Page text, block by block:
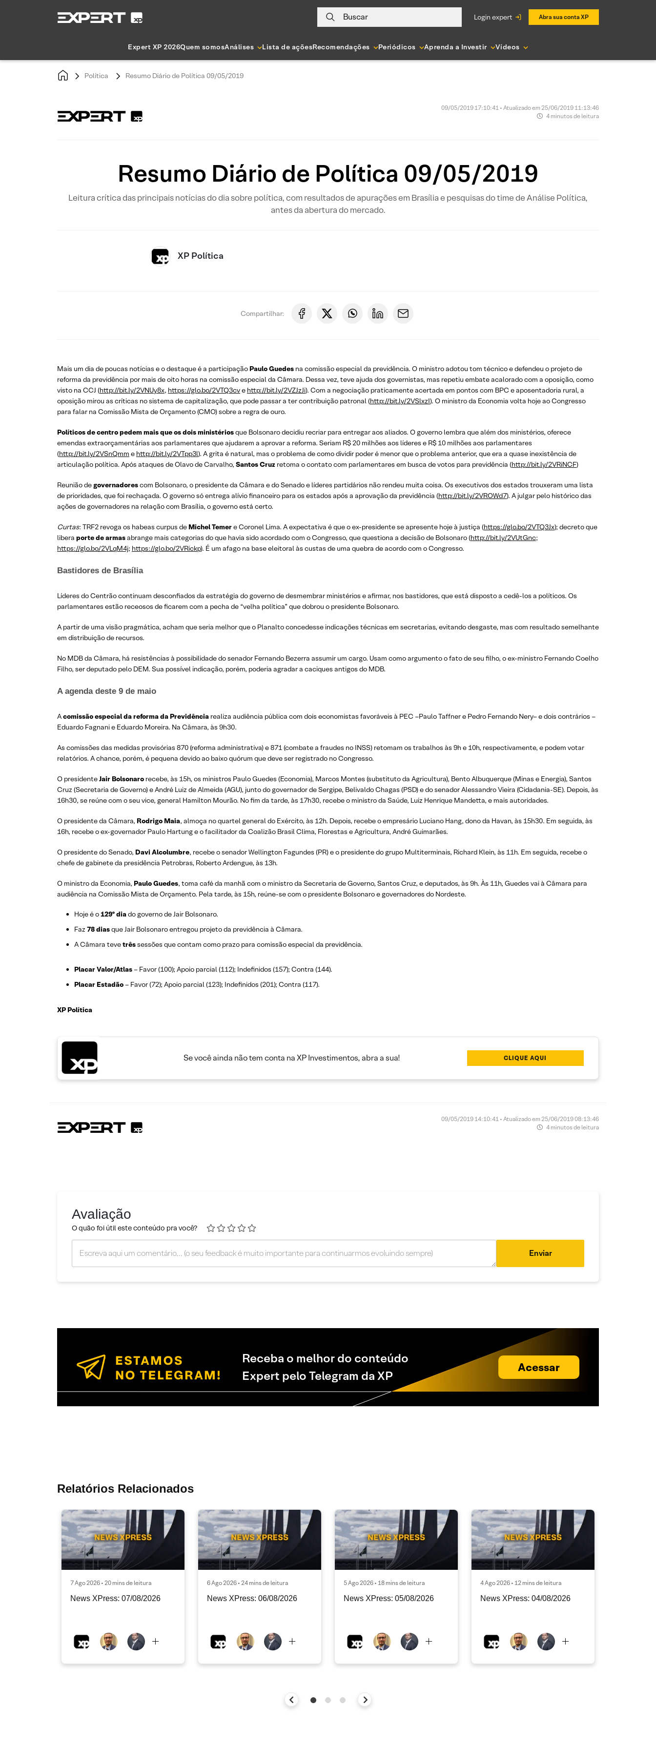
Buscar login expert Abra sua conta XP
Expert XP 2026Quem somosAnálises Lista de açõesRecomendações Periódicos Aprenda a Investir Vídeos
Política Resumo Diário de Política 09/05/2019
09/05/2019 17:10:41 • Atualizado em 25/06/2019 11:13:46
4 minutos de leitura
Resumo Diário de Política 09/05/2019
Leitura crítica das principais notícias do dia sobre política, com resultados de apurações em Brasília e pesquisas do time de Análise Política,
antes da abertura do mercado.
XP Política
Compartilhar:
Mais um dia de poucas notícias e o destaque é a participação Paulo Guedes na comissão especial da previdência. O ministro adotou tom técnico e defendeu o projeto de
reforma da previdência por mais de oito horas na comissão especial da Câmara. Dessa vez, teve ajuda dos governistas, mas repetiu embate acalorado com a oposição, como
visto na CCJ (http://bit.ly/2VNUy8x, https://glo.bo/2VTQ3cve http://bit.ly/2VZJzJi). Com a negociação praticamente acertada em pontos com BPC e aposentadoria rural, a
oposição mirou as críticas no sistema de capitalização, que pode passar a ter contribuição patronal (http://bit.ly/2VSlxzI). O ministro da Economia volta hoje ao Congresso
para falar na Comissão Mista de Orçamento (CMO) sobre a regra de ouro.
Políticos de centro pedem mais que os dois ministériosque Bolsonaro decidiu recriar para entregar aos aliados. O governo lembra que além dos ministérios, oferece
emendas extraorçamentárias aos parlamentares que ajudarem a aprovar a reforma. Seriam R$ 20 milhões aos líderes e R$ 10 milhões aos parlamentares
(http://bit.ly/2VSnQmm e http://bit.ly/2VTpp3l). A grita é natural, mas o problema de como dividir poder é menor que o problema anterior, que era a quase inexistência de
articulação política. Após ataques de Olavo de Carvalho, Santos Cruz retoma o contato com parlamentares em busca de votos para previdência (http://bit.ly/2VRiNCF)
Reunião de governadorescom Bolsonaro, o presidente da Câmara e do Senado e líderes partidários não rendeu muita coisa. Os executivos dos estados trouxeram uma lista
de prioridades, que foi rechaçada. O governo só entrega alívio financeiro para os estados após a aprovação da previdência (http://bit.ly/2VROWd7). A julgar pelo histórico das
ações de governadores na relação com Brasília, o governo está certo.
Curtas: TRF2 revoga os habeas curpus de Michel Temere Coronel Lima. A expectativa é que o ex-presidente se apresente hoje à justiça (https://glo.bo/2VTQ3Jx); decreto que
libera porte de armasabrange mais categorias do que havia sido acordado com o Congresso, que questiona a decisão de Bolsonaro (http://bit.ly/2VUtGnc;
https://glo.bo/2VLqM4j; https://glo.bo/2VRickp). É um afago na base eleitoral às custas de uma quebra de acordo com o Congresso.
Bastidores de Brasília
Líderes do Centrão continuam desconfiados da estratégia do governo de desmembrar ministérios e afirmar, nos bastidores, que está disposto a cedê-los a políticos. Os
parlamentares estão receosos de ficarem com a pecha de “velha política” que dobrou o presidente Bolsonaro.
A partir de uma visão pragmática, acham que seria melhor que o Planalto concedesse indicações técnicas em secretarias, evitando desgaste, mas com resultado semelhante
em distribuição de recursos.
No MDB da Câmara, há resistências à possibilidade do senador Fernando Bezerra assumir um cargo. Usam como argumento o fato de seu filho, o ex-ministro Fernando Coelho
Filho, ser deputado pelo DEM. Sua possível indicação, porém, poderia agradar a caciques antigos do MDB.
A agenda deste 9 de maio
Acomissão especial da reforma da Previdência realiza audiência pública com dois economistas favoráveis à PEC –Paulo Taffner e Pedro Fernando Nery– e dois contrários –
Eduardo Fagnani e Eduardo Moreira. Na Câmara, às 9h30.
As comissões das medidas provisórias 870 (reforma administrativa) e 871 (combate a fraudes no INSS) retomam os trabalhos às 9h e 10h, respectivamente, e podem votar
relatórios. A chance, porém, é pequena devido ao baixo quórum que deve ser registrado no Congresso.
O presidenteJair Bolsonaro recebe, às 15h, os ministros Paulo Guedes (Economia), Marcos Montes (substituto da Agricultura), Bento Albuquerque (Minas e Energia), Santos
Cruz (Secretaria de Governo) e André Luiz de Almeida (AGU), junto do governador de Sergipe, Belivaldo Chagas (PSD) e do senador Alessandro Vieira (Cidadania-SE). Depois, às
16h30, se reúne com o seu vice, general Hamilton Mourão. No fim da tarde, às 17h30, recebe o ministro da Saúde, Luiz Henrique Mandetta, e mais autoridades.
O presidente da Câmara, Rodrigo Maia, almoça no quartel general do Exército, às 12h. Depois, recebe o empresário Luciano Hang, dono da Havan, às 15h30. Em seguida, às
16h, recebe o ex-governador Paulo Hartung e o facilitador da Coalizão Brasil Clima, Florestas e Agricultura, André Guimarães.
O presidente do Senado, Davi Alcolumbre, recebe o senador Wellington Fagundes (PR) e o presidente do grupo Multiterminais, Richard Klein, às 11h. Em seguida, recebe o
chefe de gabinete da presidência Petrobras, Roberto Ardengue, às 13h.
O ministro da Economia, Paulo Guedes, toma café da manhã com o ministro da Secretaria de Governo, Santos Cruz, e deputados, às 9h. Às 11h, Guedes vai à Câmara para
audiência na Comissão Mista de Orçamento. Pela tarde, às 15h, reúne-se com o presidente Bolsonaro e governadores do Nordeste.
Hoje é o129º diado governo de Jair Bolsonaro.
Faz 78 diasque Jair Bolsonaro entregou projeto da previdência à Câmara.
A Câmara tevetrêssessões que contam como prazo para comissão especial da previdência.
Placar Valor/Atlas – Favor (100); Apoio parcial (112); Indefinidos (157); Contra (144).
Placar Estadão – Favor (72); Apoio parcial (123); Indefinidos (201); Contra (117).
XP Política
Se você ainda não tem conta na XP Investimentos, abra a sua! CLIQUE AQUI
09/05/2019 14:10:41 • Atualizado em 25/06/2019 08:13:46
4 minutos de leitura
Avaliação
O quão foi útil este conteúdo pra você?
Enviar
Receba o melhor do conteúdo
Expert pelo Telegram da XP
Acessar
Relatórios Relacionados
7 Ago 2026 • 20 mins de leitura
News XPress: 07/08/2026
6 Ago 2026 • 24 mins de leitura
News XPress: 06/08/2026
5 Ago 2026 • 18 mins de leitura
News XPress: 05/08/2026
4 Ago 2026 • 12 mins de leitura
News XPress: 04/08/2026